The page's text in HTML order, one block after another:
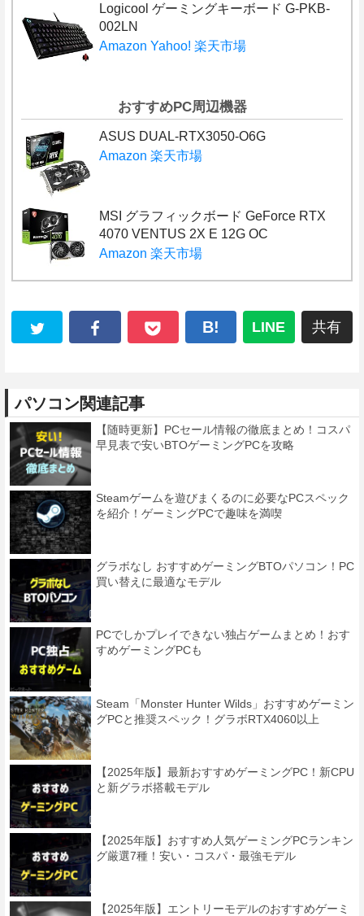
Logicool ゲーミングキーボード G-PKB-
002LN
Amazon Yahoo! 楽天市場
おすすめPC周辺機器
ASUS DUAL-RTX3050-O6G
Amazon 楽天市場
MSI グラフィックボード GeForce RTX
4070 VENTUS 2X E 12G OC
Amazon 楽天市場
B! LINE 共有
パソコン関連記事
【随時更新】PCセール情報の徹底まとめ！コスパ
早見表で安いBTOゲーミングPCを攻略
Steamゲームを遊びまくるのに必要なPCスペック
を紹介！ゲーミングPCで趣味を満喫
グラボなし おすすめゲーミングBTOパソコン！PC
買い替えに最適なモデル
PCでしかプレイできない独占ゲームまとめ！おす
すめゲーミングPCも
Steam「Monster Hunter Wilds」おすすめゲーミン
グPCと推奨スペック！グラボRTX4060以上
【2025年版】最新おすすめゲーミングPC！新CPU
と新グラボ搭載モデル
【2025年版】おすすめ人気ゲーミングPCランキン
グ厳選7種！安い・コスパ・最強モデル
【2025年版】エントリーモデルのおすすめゲーミ